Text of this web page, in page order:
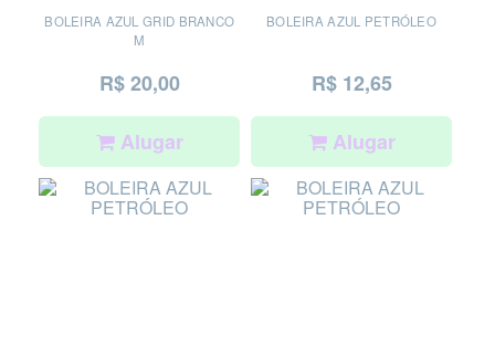
BOLEIRA AZUL GRID BRANCO
M
R$ 20,00
Alugar
BOLEIRA AZUL PETRÓLEO
R$ 12,65
Alugar